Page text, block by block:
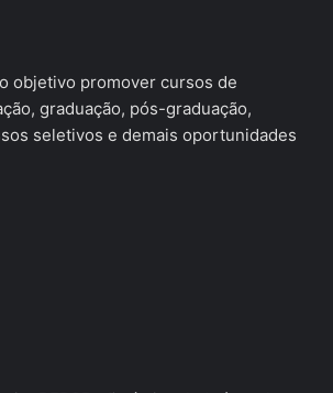
objetivo promover cursos de
graduação, pós-graduação,
seletivos e demais oportunidades